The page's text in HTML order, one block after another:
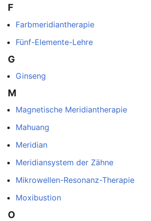
F
Farbmeridiantherapie
Fünf-Elemente-Lehre
G
Ginseng
M
Magnetische Meridiantherapie
Mahuang
Meridian
Meridiansystem der Zähne
Mikrowellen-Resonanz-Therapie
Moxibustion
O